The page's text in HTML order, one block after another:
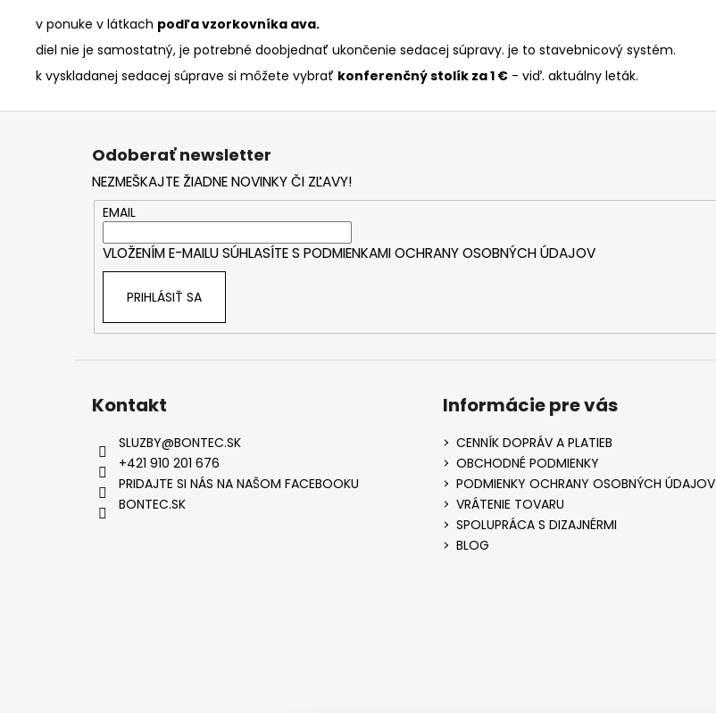
v ponuke v látkach podľa vzorkovníka ava.
diel nie je samostatný, je potrebné doobjednať ukončenie sedacej súpravy. je to stavebnicový systém.
k vyskladanej sedacej súprave si môžete vybrať konferenčný stolík za 1 € - viď. aktuálny leták.
Z
Odoberať newsletter
NEZMEŠKAJTE ŽIADNE NOVINKY ČI ZĽAVY!
EMAIL
VLOŽENÍM E-MAILU SÚHLASÍTE S PODMIENKAMI OCHRANY OSOBNÝCH ÚDAJOV
PRIHLÁSIŤ SA
Kontakt
SLUZBY@BONTEC.SK
+421 910 201 676
PRIDAJTE SI NÁS NA NAŠOM FACEBOOKU
BONTEC.SK
Informácie pre vás
CENNÍK DOPRÁV A PLATIEB
OBCHODNÉ PODMIENKY
PODMIENKY OCHRANY OSOBNÝCH ÚDAJOV
VRÁTENIE TOVARU
SPOLUPRÁCA S DIZAJNÉRMI
BLOG